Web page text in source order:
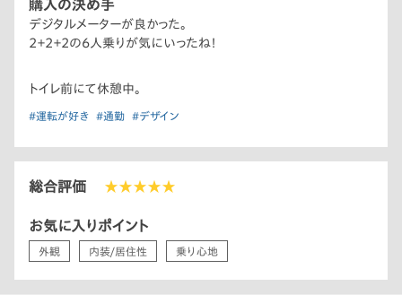
購入の決め手
デジタルメーターが良かった。
2＋2＋2の6人乗りが気にいったね！
トイレ前にて休憩中。
#運転が好き #通勤 #デザイン
総合評価 ★★★★★
お気に入りポイント
外観 内装/居住性 乗り心地